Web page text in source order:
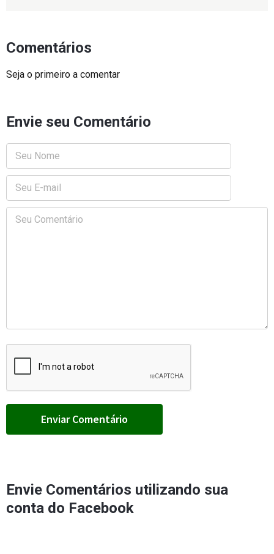
Comentários
Seja o primeiro a comentar
Envie seu Comentário
Envie Comentários utilizando sua
conta do Facebook